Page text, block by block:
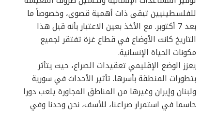
للفلسطينيين تبقى ذات أهمية قصوى، وخصوصاً ما
بعد 7 أكتوبر. مع الأخذ بعين الاعتبار بأنه قبل هذا
التاريخ كانت الأوضاع في قطاع غزة تفتقر لجميع
مكونات الحياة الإنسانية.
يعزز الوضع الإقليمي تعقيدات الصراع، حيث يتأثر
بتطورات المنطقة بأسرها. تأثير الأحداث في سورية
ولبنان وإيران وغيرها من المناطق المجاورة يلعب دورا
حاسما في استمرار صراعنا، للأسف، نحن وحدنا وفي